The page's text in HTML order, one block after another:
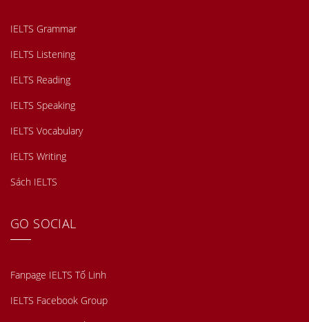
IELTS Grammar
IELTS Listening
IELTS Reading
IELTS Speaking
IELTS Vocabulary
IELTS Writing
Sách IELTS
GO SOCIAL
Fanpage IELTS Tố Linh
IELTS Facebook Group